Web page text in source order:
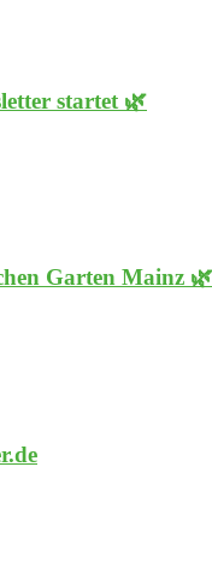
startet 🌿
Garten Mainz 🌿